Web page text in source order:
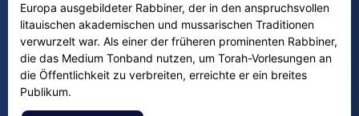
Europa ausgebildeter Rabbiner, der in den anspruchsvollen
litauischen akademischen und mussarischen Traditionen
verwurzelt war. Als einer der früheren prominenten Rabbiner,
die das Medium Tonband nutzen, um Torah-Vorlesungen an
die Öffentlichkeit zu verbreiten, erreichte er ein breites
Publikum.